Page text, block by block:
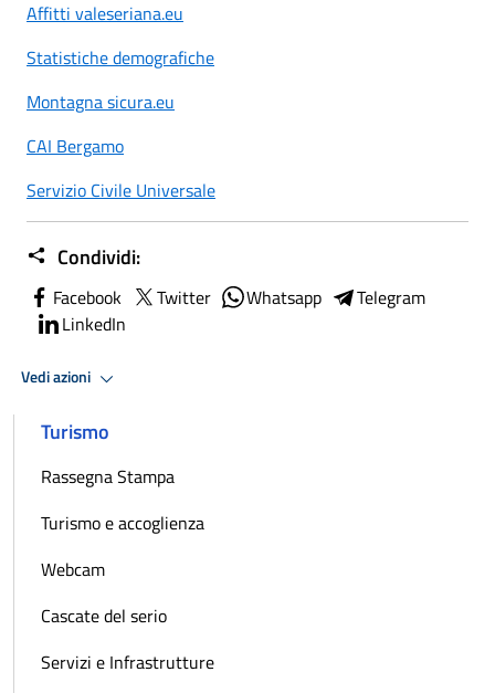
Affitti valeseriana.eu
Statistiche demografiche
Montagna sicura.eu
CAI Bergamo
Servizio Civile Universale
Condividi:
Facebook Twitter Whatsapp
Telegram
LinkedIn
Vedi azioni
Turismo
Rassegna Stampa
Turismo e accoglienza
Webcam
Cascate del serio
Servizi e Infrastrutture